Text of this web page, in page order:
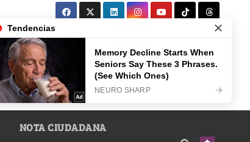
NOTA CIUDADANA